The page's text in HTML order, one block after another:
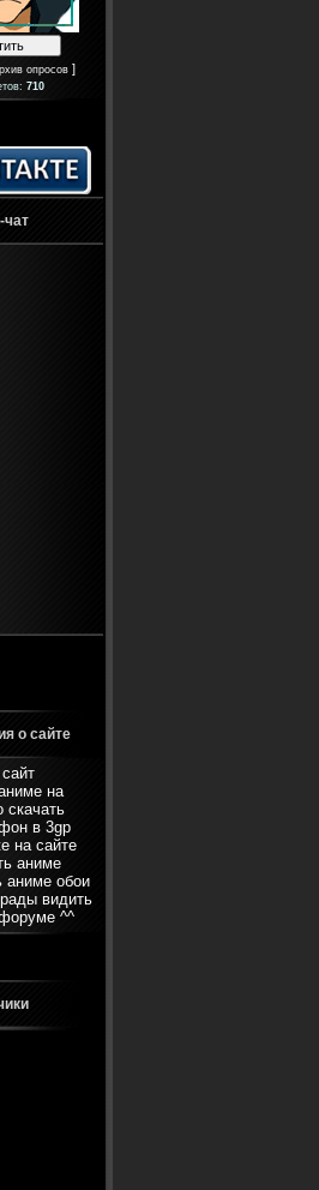
опросов ]
710
чат
о сайте
на
скачать
в 3gp
на сайте
аниме
аниме обои
видить
^^